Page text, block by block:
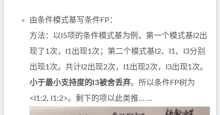
由条件模式基写条件FP：
方法：以I5项的条件模式基为例，第一个模式基I2出
现了1次，I1出现1次；第二个模式基I2、I1、I3分别
出现1次。共计I2出现2次，I1出现2次，I3出现1次。
小于最小支持度的I3被舍丢弃。所以条件FP树为
<I1:2, I1:2>。剩下的项以此类推… …